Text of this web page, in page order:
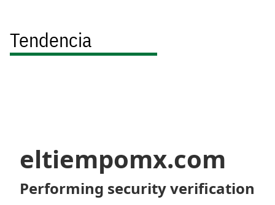
Tendencia